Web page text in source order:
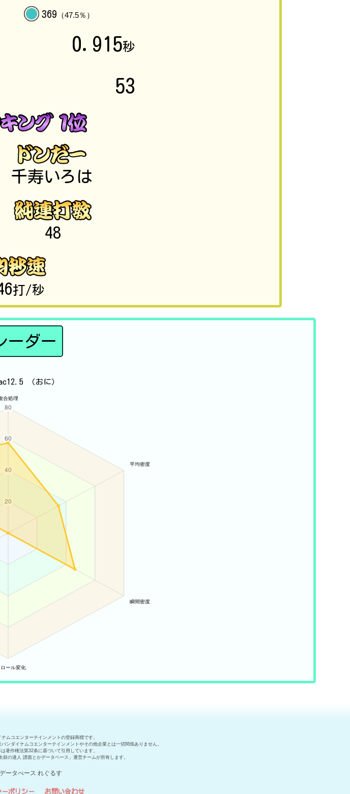
369 （47.5％）
0.915秒
53
千寿いろは
48
打/秒
ーダー
ムコエンターテインメントの登録商標です。
ダイナムコエンターテインメントやその他企業とは一切関係ありません。
著作権法第32条に基づいて引用しています。
の達人 譜面とかデータベース」運営チームが所有します。
ータべース れぐるす
ポリシー お問い合わせ